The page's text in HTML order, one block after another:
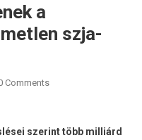
a
szja-
Comments
szerint több milliárd